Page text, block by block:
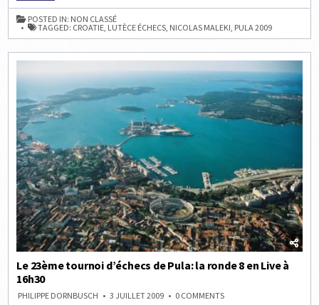
D’ÉCHECS
DE
PULA
:
LE
À
10H
POSTED IN: NON CLASSÉ
TAGGED: CROATIE, LUTÈCE ÉCHECS, NICOLAS MALEKI, PULA 2009
Le 23ème tournoi d’échecs de Pula: la ronde 8 en Live à
16h30
PHILIPPE DORNBUSCH 3 JUILLET 2009 0 COMMENTSON